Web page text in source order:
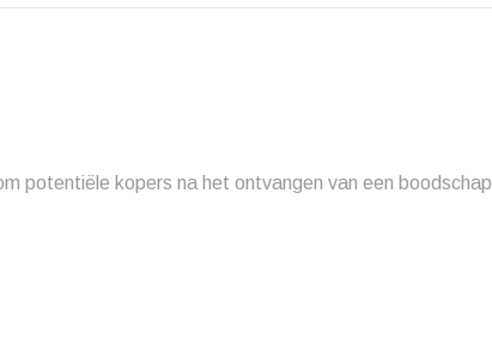
potentiële kopers na het ontvangen van een boodschap